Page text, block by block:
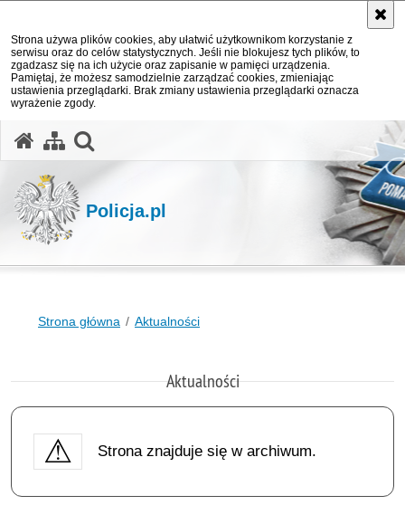
Strona używa plików cookies, aby ułatwić użytkownikom korzystanie z
serwisu oraz do celów statystycznych. Jeśli nie blokujesz tych plików, to
zgadzasz się na ich użycie oraz zapisanie w pamięci urządzenia.
Pamiętaj, że możesz samodzielnie zarządzać cookies, zmieniając
ustawienia przeglądarki. Brak zmiany ustawienia przeglądarki oznacza
wyrażenie zgody.
Policja.pl
Strona główna Aktualności
Aktualności
Strona znajduje się w archiwum.